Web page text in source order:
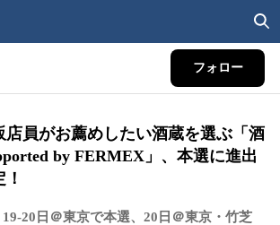
フォロー
店員がお薦めしたい酒蔵を選ぶ「酒
by FERMEX」、本選に進出
20日＠東京で本選、20日＠東京・竹芝